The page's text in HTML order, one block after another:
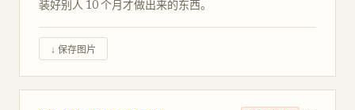
装好别人 10 个月才做出来的东西。
↓ 保存图片